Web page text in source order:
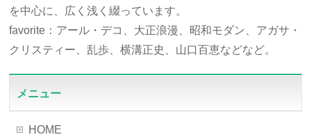
を中心に、広く浅く綴っています。
favorite：アール・デコ、大正浪漫、昭和モダン、アガサ・
クリスティー、乱歩、横溝正史、山口百恵などなど。
メニュー
HOME